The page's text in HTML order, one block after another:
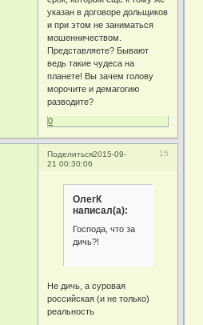
указан в договоре дольщиков
и при этом не заниматься
мошенничеством.
Представляете? Бывают
ведь такие чудеса на
планете! Вы зачем голову
морочите и демагогию
разводите?
0
Поделиться 15
2015-09-
21 00:30:06
ОлегК
написал(а):
Господа, что за
дичь?!
Не дичь, а суровая
российская (и не только)
реальность